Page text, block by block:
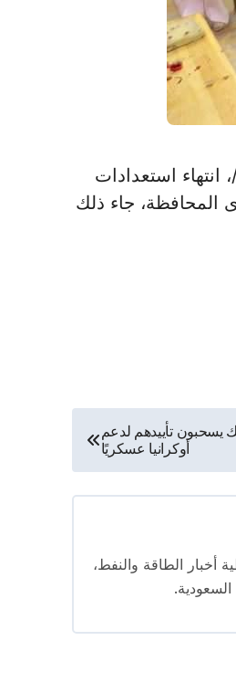
، انتهاء استعدادات
فرعية على مستوى المحافظة، جاء ذلك
يسحبون تأييدهم لدعم
أوكرانيا عسكريًا
9 سنوات. متخصص في تغطية أخبار الطاقة والنفط،